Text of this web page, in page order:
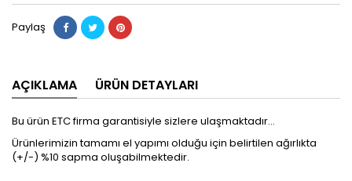
Paylaş
AÇIKLAMA ÜRÜN DETAYLARI
Bu ürün ETC firma garantisiyle sizlere ulaşmaktadır...
Ürünlerimizin tamamı el yapımı olduğu için belirtilen ağırlıkta
(+/-) %10 sapma oluşabilmektedir.